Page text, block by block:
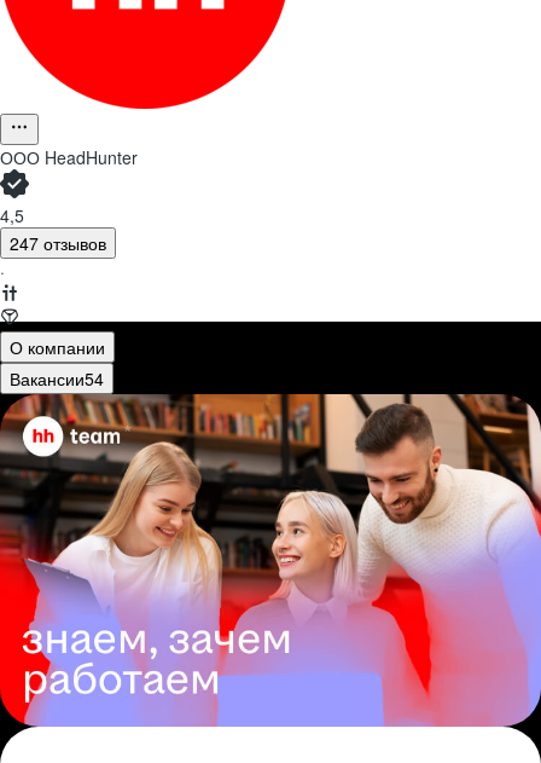
ООО HeadHunter
4,5
247 отзывов
·
О компании
Вакансии54